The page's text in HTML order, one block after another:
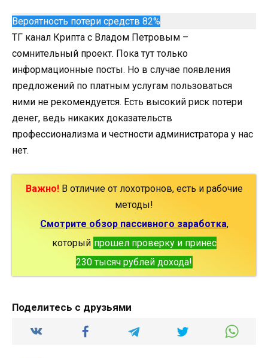
Вероятность потери средств 82%
ТГ канал Крипта с Владом Петровым –
сомнительный проект. Пока тут только
информационные посты. Но в случае появления
предложений по платным услугам пользоваться
ними не рекомендуется. Есть высокий риск потери
денег, ведь никаких доказательств
профессионализма и честности администратора у нас
нет.
Важно!В отличие от лохотронов, есть и рабочие
методы!
Смотрите обзор пассивного заработка,
который прошел проверку и принес
230 тысяч рублей дохода!
Поделитесь с друзьями